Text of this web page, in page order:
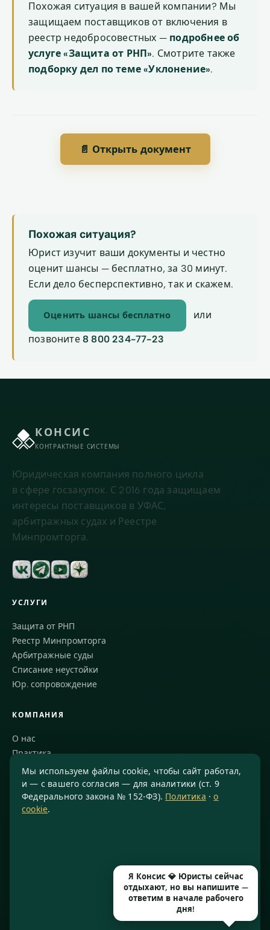
Похожая ситуация в вашей компании? Мы
защищаем поставщиков от включения в
реестр недобросовестных — подробнее об
услуге «Защита от РНП». Смотрите также
подборку дел по теме «Уклонение».
📄 Открыть документ
Похожая ситуация?
Юрист изучит ваши документы и честно
оценит шансы — бесплатно, за 30 минут.
Если дело бесперспективно, так и скажем.
Оценить шансы бесплатно или
позвоните 8 800 234-77-23
КОНСИС
КОНТРАКТНЫЕ СИСТЕМЫ
Юридическая компания полного цикла
в сфере госзакупок. С 2016 года защищаем
интересы поставщиков в УФАС,
арбитражных судах и Реестре
Минпромторга.
УСЛУГИ
Защита от РНП
Реестр Минпромторга
Арбитражные суды
Списание неустойки
Юр. сопровождение
КОМПАНИЯ
О нас
Практика
Блог
Команда
Благодарности
Москва, Варшавское шоссе, д. 1А, помещение 14/7
Мы используем файлы cookie, чтобы сайт работал,
и — с вашего согласия — для аналитики (ст. 9
Федерального закона № 152-ФЗ). Политика ·о
cookie.
Я Консис 💎 Юристы сейчас
отдыхают, но вы напишите —
ответим в начале рабочего
дня!